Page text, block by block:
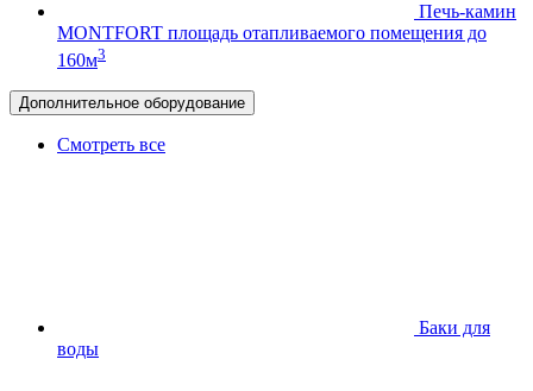
Печь-камин
MONTFORT площадь отапливаемого помещения до
160м3
Дополнительное оборудование
Смотреть все
Баки для
воды